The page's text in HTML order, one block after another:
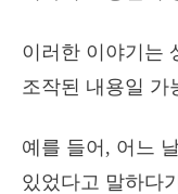
이러한 이야기는
조작된 내용일 가
예를 들어, 어느
있었다고 말하다